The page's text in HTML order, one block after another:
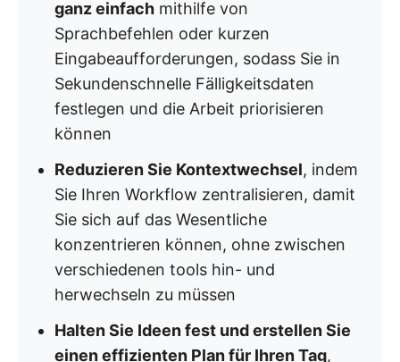
ganz einfach mithilfe von
Sprachbefehlen oder kurzen
Eingabeaufforderungen, sodass Sie in
Sekundenschnelle Fälligkeitsdaten
festlegen und die Arbeit priorisieren
können
Reduzieren Sie Kontextwechsel, indem
Sie Ihren Workflow zentralisieren, damit
Sie sich auf das Wesentliche
konzentrieren können, ohne zwischen
verschiedenen tools hin- und
herwechseln zu müssen
Halten Sie Ideen fest und erstellen Sie
einen effizienten Plan für Ihren Tag,